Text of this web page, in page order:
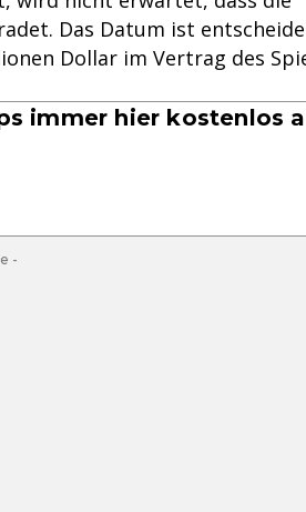
Das Datum ist
Dollar im Vertrag des
immer hier kostenlos
-